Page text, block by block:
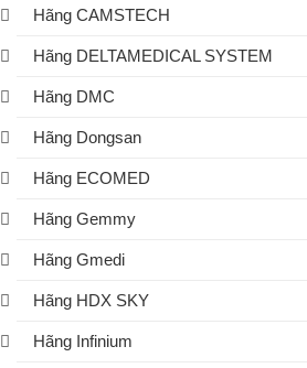
Hãng CAMSTECH
Hãng DELTAMEDICAL SYSTEM
Hãng DMC
Hãng Dongsan
Hãng ECOMED
Hãng Gemmy
Hãng Gmedi
Hãng HDX SKY
Hãng Infinium